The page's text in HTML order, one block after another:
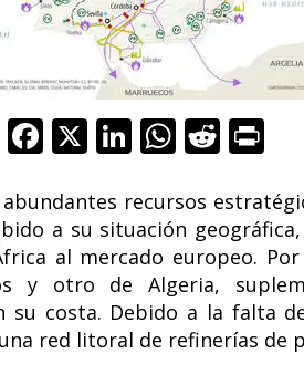
F
e
b
o
o
k
X Li
k
e
dI
n
W
at
s
A
p
p
R
d
di
t
t
recursos
a su situación
al mercado europeo.
y otro de Algeria,
su costa. Debido a la falta
red litoral de refinerías de